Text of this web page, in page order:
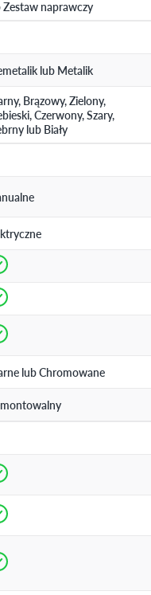
Zestaw naprawczy
lub Metalik
Brązowy, Zielony,
Czerwony, Szary,
lub Biały
lub Chromowane